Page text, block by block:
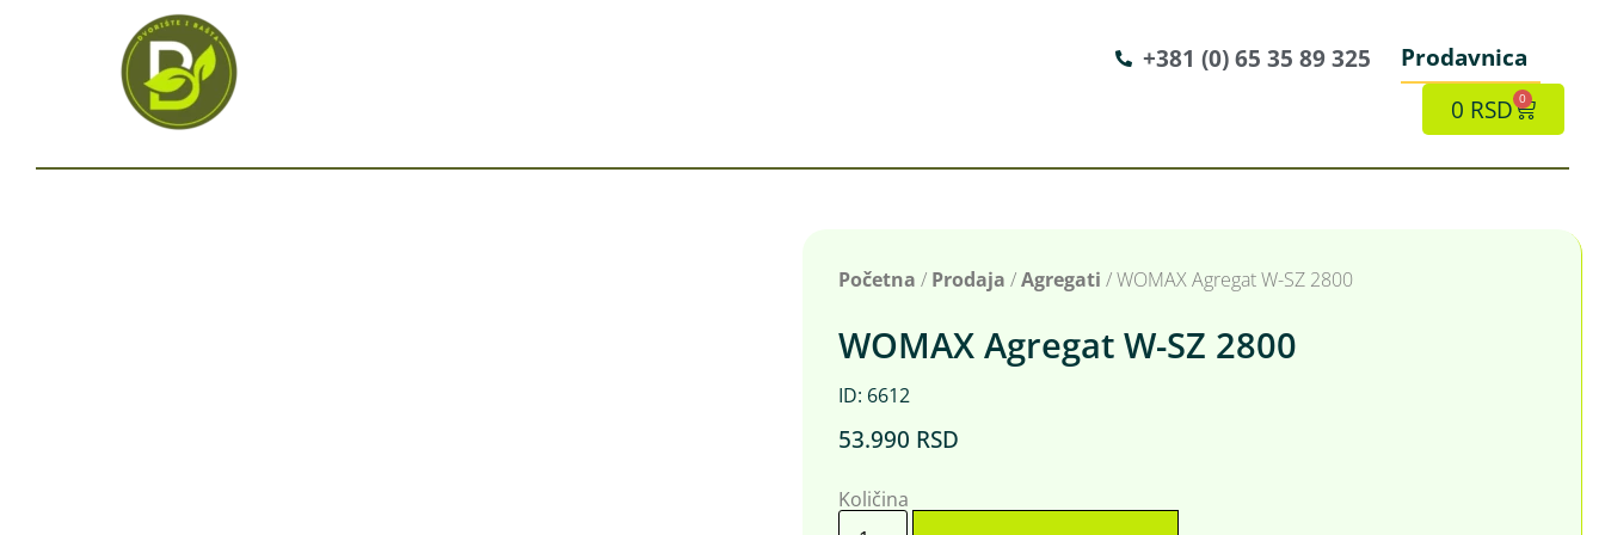
+381 (0) 65 35 89 325
Prodavnica
0 RSD 0
Početna / Prodaja /Agregati / WOMAX Agregat W-SZ 2800
WOMAX Agregat W-SZ 2800
ID: 6612
53.990 RSD
Količina